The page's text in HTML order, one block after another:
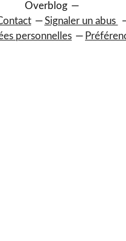
Overblog
Signaler un abus
personnelles